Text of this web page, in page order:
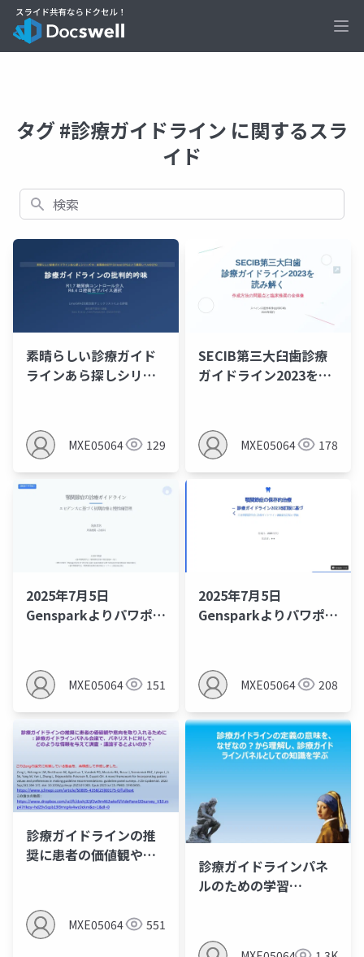
タグ #診療ガイドライン に関するスラ
イド
検索
素晴らしい診療ガイド
ラインあら探しシリー
ベルのCPG
MXE05064 129
SECIB第三大臼歯診療
ガイドライン2023を読
MXE05064 178
2025年7月5日
Gensparkよりパワポで
MXE05064 151
2025年7月5日
Gensparkよりパワポで
MXE05064 208
診療ガイドラインの推
奨に患者の価値観や意
パネル会議で、パネリ
ストに対して、どのよ
MXE05064 551
診療ガイドラインパネ
ルのための学習